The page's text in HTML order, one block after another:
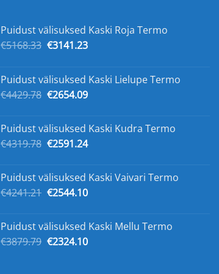
Puidust välisuksed Kaski Roja Termo
€5168.33 Algne
€5168.33.
€3141.23Praegune
€3141.23.
Puidust välisuksed Kaski Lielupe Termo
€4429.78 Algne
€4429.78.
€2654.09Praegune
€2654.09.
Puidust välisuksed Kaski Kudra Termo
€4319.78 Algne
€4319.78.
€2591.24Praegune
€2591.24.
Puidust välisuksed Kaski Vaivari Termo
€4241.21 Algne
€4241.21.
€2544.10Praegune
€2544.10.
Puidust välisuksed Kaski Mellu Termo
€3879.79 Algne
€2324.10Praegune